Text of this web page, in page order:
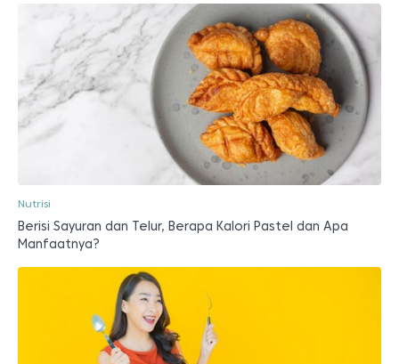
Nutrisi
Berisi Sayuran dan Telur, Berapa Kalori Pastel dan Apa
Manfaatnya?